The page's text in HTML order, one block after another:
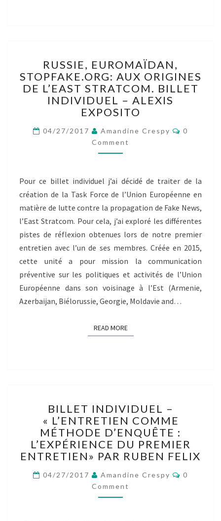
EUROMAÏDAN,
STOPFAKE.ORG:
AUX
ORIGINES
DE
L’EAST
STRATCOM.
BILLET
INDIVIDUEL
EXPOSITO
RUSSIE, EUROMAÏDAN,
STOPFAKE.ORG: AUX ORIGINES
DE L’EAST STRATCOM. BILLET
INDIVIDUEL – ALEXIS
EXPOSITO
04/27/2017 Amandine Crespy
0
Comment
Pour ce billet individuel j’ai décidé de traiter de la
création de la Task Force de l’Union Européenne en
matière de lutte contre la propagation de Fake News,
l’East Stratcom. Pour cela, j’ai exploré les différentes
pistes de réflexion obtenues lors de notre premier
entretien avec l’un de ses membres. Créée en 2015,
cette unité a pour mission la communication
préventive sur les politiques et activités de l’Union
Européenne dans son voisinage à l’Est (Armenie,
Azerbaijan, Biélorussie, Georgie, Moldavie and…
READ MOREREAD MORE
INDIVIDUEL
–
« L’ENTRETIEN
COMME
MÉTHODE
D’ENQUÊTE :
L’EXPÉRIENCE
DU
PREMIER
BILLET INDIVIDUEL –
« L’ENTRETIEN COMME
MÉTHODE D’ENQUÊTE :
L’EXPÉRIENCE DU PREMIER
ENTRETIEN» PAR RUBEN FELIX
04/27/2017 Amandine Crespy
0
Comment